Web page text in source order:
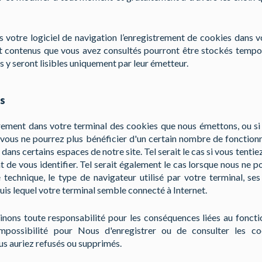
votre logiciel de navigation l’enregistrement de cookies dans
contenus que vous avez consultés pourront être stockés
y seront lisibles uniquement par leur émetteur.
dans votre terminal des cookies que nous émettons, ou
ne pourrez plus bénéficier d'un certain nombre de
certains espaces de notre site. Tel serait le cas si vous
de vous identifier. Tel serait également le cas lorsque nous ne
le type de navigateur utilisé par votre terminal,
lequel votre terminal semble connecté à Internet.
toute responsabilité pour les conséquences liées au
pour Nous d'enregistrer ou de consulter les
auriez refusés ou supprimés.